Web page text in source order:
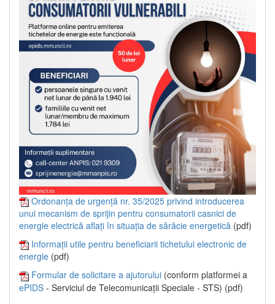
Ordonanța de urgență nr. 35/2025 privind introducerea
unui mecanism de sprijin pentru consumatorii casnici de
energie electrică aflați în situația de sărăcie energetică (pdf)
Informații utile pentru beneficiarii tichetului electronic de
energie (pdf)
Formular de solicitare a ajutorului (conform platformei a
ePIDS - Serviciul de Telecomunicații Speciale - STS) (pdf)